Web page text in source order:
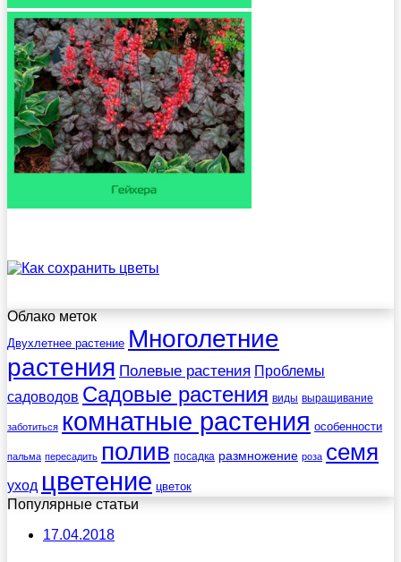
Облако меток
Двухлетнее растение Многолетние
растения Полевые растения Проблемы
садоводов Садовые растения виды выращивание
заботиться комнатные растения особенности
пальма пересадить полив посадка размножение роза семя
уход цветение цветок
Популярные статьи
17.04.2018